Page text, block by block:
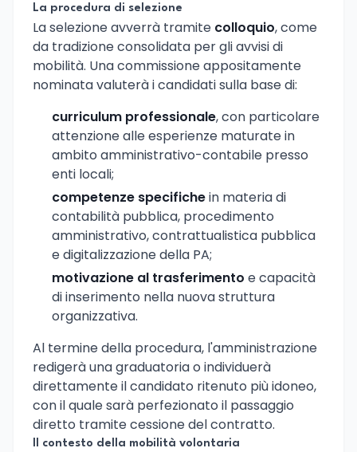
La procedura di selezione
La selezione avverrà tramite colloquio, come
da tradizione consolidata per gli avvisi di
mobilità. Una commissione appositamente
nominata valuterà i candidati sulla base di:
curriculum professionale, con particolare
attenzione alle esperienze maturate in
ambito amministrativo-contabile presso
enti locali;
competenze specifichein materia di
contabilità pubblica, procedimento
amministrativo, contrattualistica pubblica
e digitalizzazione della PA;
motivazione al trasferimento e capacità
di inserimento nella nuova struttura
organizzativa.
Al termine della procedura, l'amministrazione
redigerà una graduatoria o individuerà
direttamente il candidato ritenuto più idoneo,
con il quale sarà perfezionato il passaggio
diretto tramite cessione del contratto.
Il contesto della mobilità volontaria